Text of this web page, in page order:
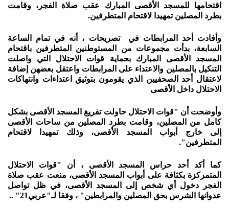
اقتحامها للمسجد الأقصى المبارك عقب صلاة الفجر، وقامت
بطرد المصلين تمهيدا لاقتحام المتطرفين.
وأفادت أحد المرابطات في تصريحات ، أنه في تمام الساعة
السابعة، بدأت مجموعات من المستوطنين المتطرفين باقتحام
المسجد الأقصى المبارك بحماية قوات الاحتلال التي واصلت
التنكيل بالمصلين والاعتداء على المرابطات واعتقل بعضهن إضافة
لاعتقال أحد الصحفيين الذي يقومون بتوثيق اعتداءات وانتهاكات
الاحتلال داخل الأقصى
وأوضحت أن "قوات الاحتلال حاولت تفريغ المسجد الأقصى بشكل
كامل من المصلين، وقامت بطرد المصلين من ساحات الأقصى
إلى خارج أبواب المسجد الأقصى، وذلك تمهيدا لاقتحام
المتطرفين".
كما أكد أحد حراس المسجد الأقصى ، أن "قوات الاحتلال
المتمركزة بكثافة على أبواب المسجد الأقصى، منعت عقب صلاة
الفجر دخول أي شخص إلى المسجد الأقصى، في ظل تواصل
عدوانها الشرس بحق المصلين والمرابطين" ، وفقا لـ"عربي21" . .